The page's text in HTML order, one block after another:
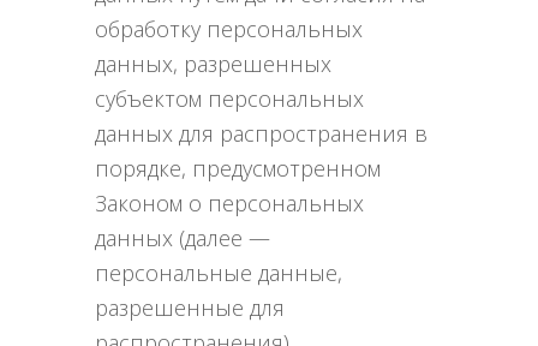
обработку персональных
данных, разрешенных
субъектом персональных
данных для распространения в
порядке, предусмотренном
Законом о персональных
данных (далее —
персональные данные,
разрешенные для